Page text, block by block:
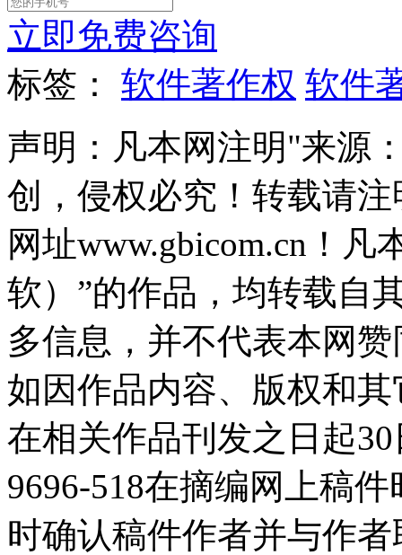
立即免费咨询
标签：
软件著作权 软件
声明：凡本网注明"来源
创，侵权必究！转载请
网址www.gbicom.cn！
软）”的作品，均转载自
多信息，并不代表本网
如因作品内容、版权和
在相关作品刊发之日起
9696-518在摘编网上稿
时确认稿件作者并与作